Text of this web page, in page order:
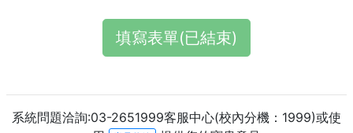
填寫表單(已結束)
系統問題洽詢:03-2651999客服中心(校內分機：1999)或使